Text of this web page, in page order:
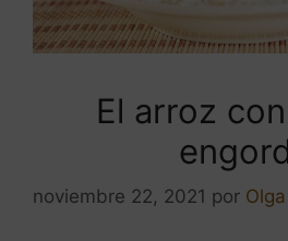
El arroz
noviembre 22, 2021 por